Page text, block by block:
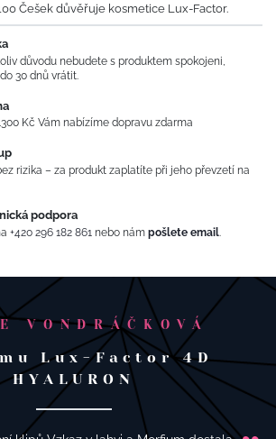
Češek důvěřuje kosmetice Lux-Factor.
důvodu nebudete s produktem spokojeni,
30 dnů vrátit.
Kč Vám nabízíme dopravu zdarma
rizika – za produkt zaplatíte při jeho převzetí na
podpora
+420 296 182 861 nebo námpošlete email
VONDRÁČKOVÁ
Lux-Factor 4D
HYALURON